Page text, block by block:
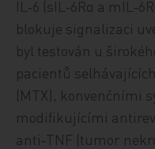
IL‑6 (sIL‑6Rα a
blokuje signalizaci
byl testován u
pacientů
(MTX), konvenčními
modifikujícími
anti‑TNF (tumor